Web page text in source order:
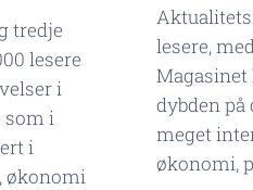
tredje
lesere
i
som i
i
økonomi
lesere,
Magasinet
dybden på
meget
økonomi,